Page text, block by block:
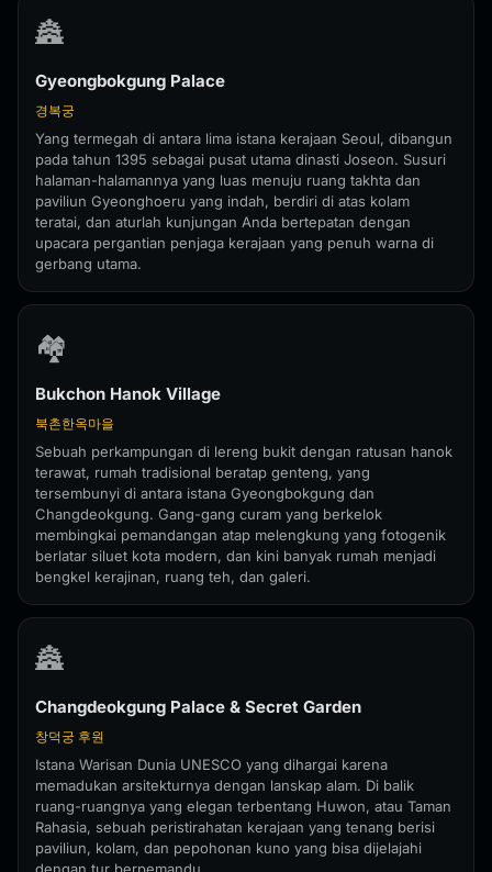
🏯
Gyeongbokgung Palace
경복궁
Yang termegah di antara lima istana kerajaan Seoul, dibangun
pada tahun 1395 sebagai pusat utama dinasti Joseon. Susuri
halaman-halamannya yang luas menuju ruang takhta dan
paviliun Gyeonghoeru yang indah, berdiri di atas kolam
teratai, dan aturlah kunjungan Anda bertepatan dengan
upacara pergantian penjaga kerajaan yang penuh warna di
gerbang utama.
🏘️
Bukchon Hanok Village
북촌한옥마을
Sebuah perkampungan di lereng bukit dengan ratusan hanok
terawat, rumah tradisional beratap genteng, yang
tersembunyi di antara istana Gyeongbokgung dan
Changdeokgung. Gang-gang curam yang berkelok
membingkai pemandangan atap melengkung yang fotogenik
berlatar siluet kota modern, dan kini banyak rumah menjadi
bengkel kerajinan, ruang teh, dan galeri.
🏯
Changdeokgung Palace & Secret Garden
창덕궁 후원
Istana Warisan Dunia UNESCO yang dihargai karena
memadukan arsitekturnya dengan lanskap alam. Di balik
ruang-ruangnya yang elegan terbentang Huwon, atau Taman
Rahasia, sebuah peristirahatan kerajaan yang tenang berisi
paviliun, kolam, dan pepohonan kuno yang bisa dijelajahi